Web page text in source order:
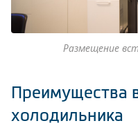
Размещение
Преимущества
холодильника